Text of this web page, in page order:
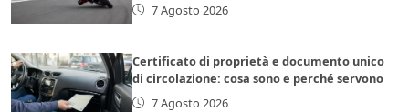
7 Agosto 2026
Certificato di proprietà e documento unico
di circolazione: cosa sono e perché servono
7 Agosto 2026